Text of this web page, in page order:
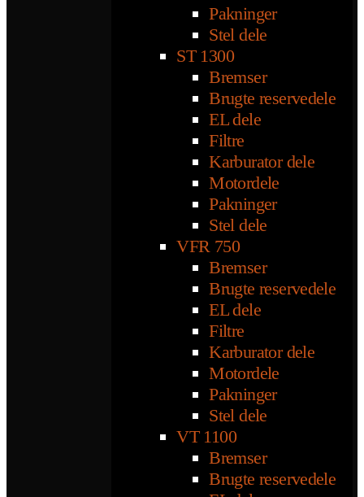
Pakninger
Stel dele
ST 1300
Bremser
Brugte reservedele
EL dele
Filtre
Karburator dele
Motordele
Pakninger
Stel dele
VFR 750
Bremser
Brugte reservedele
EL dele
Filtre
Karburator dele
Motordele
Pakninger
Stel dele
VT 1100
Bremser
Brugte reservedele